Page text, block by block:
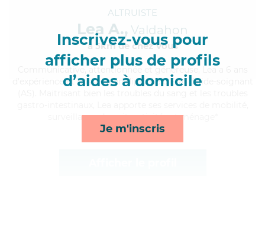
Inscrivez-vous pour
afficher plus de profils
d’aides à domicile
Je m'inscris
ALTRUISTE
Lea A., Valdahon
à 5km de chez Vous
, attentionnée et généreuse, Lea a 6 ans
d'expérience et possède un diplôme d'Etat d'aide-soignant
surveillance de nuit, activités et ménage*